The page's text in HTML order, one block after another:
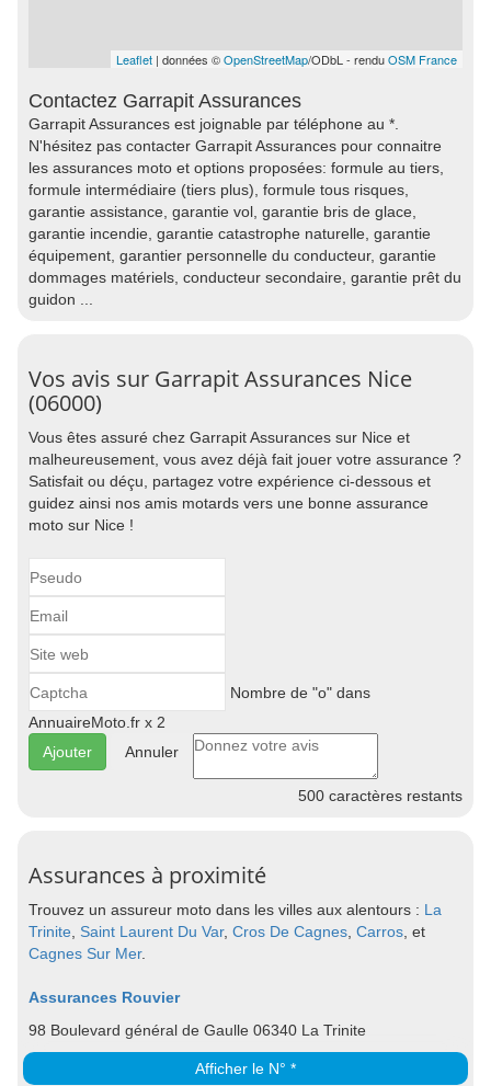
Leaflet | données ©OpenStreetMap/ODbL - renduOSM France
Contactez Garrapit Assurances
Garrapit Assurances est joignable par téléphone au *.
N'hésitez pas contacter Garrapit Assurances pour connaitre
les assurances moto et options proposées: formule au tiers,
formule intermédiaire (tiers plus), formule tous risques,
garantie assistance, garantie vol, garantie bris de glace,
garantie incendie, garantie catastrophe naturelle, garantie
équipement, garantier personnelle du conducteur, garantie
dommages matériels, conducteur secondaire, garantie prêt du
guidon ...
Vos avis sur Garrapit Assurances Nice
(06000)
Vous êtes assuré chez Garrapit Assurances sur Nice et
malheureusement, vous avez déjà fait jouer votre assurance ?
Satisfait ou déçu, partagez votre expérience ci-dessous et
guidez ainsi nos amis motards vers une bonne assurance
moto sur Nice !
Nombre de "o" dans
AnnuaireMoto.fr x 2
Annuler
500 caractères restants
Assurances à proximité
Trouvez un assureur moto dans les villes aux alentours : La
Trinite
Saint Laurent Du Var, Cros De Cagnes Carros , et
Cagnes Sur Mer.
Assurances Rouvier
98 Boulevard général de Gaulle 06340 La Trinite
Afficher le N° *